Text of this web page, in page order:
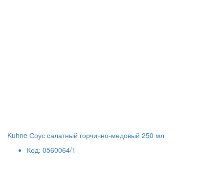
Kuhne Соус салатный горчично-медовый 250 мл
Код: 0560064/1